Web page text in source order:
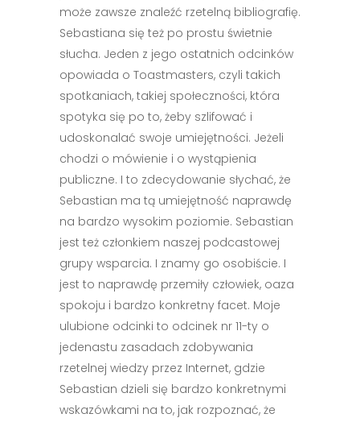
może zawsze znaleźć rzetelną bibliografię.
Sebastiana się też po prostu świetnie
słucha. Jeden z jego ostatnich odcinków
opowiada o Toastmasters, czyli takich
spotkaniach, takiej społeczności, która
spotyka się po to, żeby szlifować i
udoskonalać swoje umiejętności. Jeżeli
chodzi o mówienie i o wystąpienia
publiczne. I to zdecydowanie słychać, że
Sebastian ma tą umiejętność naprawdę
na bardzo wysokim poziomie. Sebastian
jest też członkiem naszej podcastowej
grupy wsparcia. I znamy go osobiście. I
jest to naprawdę przemiły człowiek, oaza
spokoju i bardzo konkretny facet. Moje
ulubione odcinki to odcinek nr 11-ty o
jedenastu zasadach zdobywania
rzetelnej wiedzy przez Internet, gdzie
Sebastian dzieli się bardzo konkretnymi
wskazówkami na to, jak rozpoznać, że